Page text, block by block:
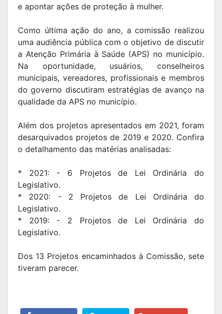
e apontar ações de proteção à mulher.
Como última ação do ano, a comissão realizou
uma audiência pública com o objetivo de discutir
a Atenção Primária à Saúde (APS) no município.
Na oportunidade, usuários, conselheiros
municipais, vereadores, profissionais e membros
do governo discutiram estratégias de avanço na
qualidade da APS no município.
Além dos projetos apresentados em 2021, foram
desarquivados projetos de 2019 e 2020. Confira
o detalhamento das matérias analisadas:
* 2021: - 6 Projetos de Lei Ordinária do
Legislativo.
* 2020: - 2 Projetos de Lei Ordinária do
Legislativo.
* 2019: - 2 Projetos de Lei Ordinária do
Legislativo.
Dos 13 Projetos encaminhados à Comissão, sete
tiveram parecer.